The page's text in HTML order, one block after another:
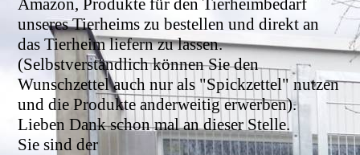
Amazon, Produkte für den Tierheimbedarf
unseres Tierheims zu bestellen und direkt an
das Tierheim liefern zu lassen.
(Selbstverständlich können Sie den
Wunschzettel auch nur als "Spickzettel" nutzen
und die Produkte anderweitig erwerben).
Lieben Dank schon mal an dieser Stelle.
Sie sind der